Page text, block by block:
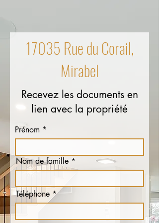
17035 Rue du Corail,
Mirabel
Recevez les documents en
lien avec la propriété
Prénom
Nom de famille
Téléphone